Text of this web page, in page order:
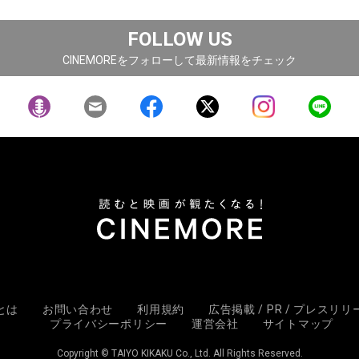
FOLLOW US
CINEMOREをフォローして最新情報をチェック
は お問い合わせ 利用規約
広告掲載 / PR / プレスリリ
プライバシーポリシー
運営会社 サイトマップ
Copyright © TAIYO KIKAKU Co., Ltd. All Rights Reserved.